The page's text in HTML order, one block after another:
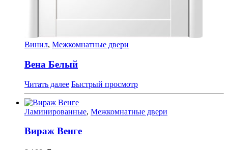
Винил, Межкомнатные двери
Вена Белый
Читать далее Быстрый просмотр
Ламинированные, Межкомнатные двери
Вираж Венге